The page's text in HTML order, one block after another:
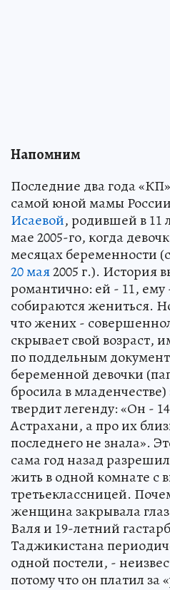
Напомним
Последние два года
самой юной мамы
Исаевой, родившей в 11
мае 2005-го, когда
месяцах беременности
20 мая2005 г.). История
романтично: ей - 11,
собираются жениться.
что жених -
скрывает свой возраст,
по поддельным
беременной девочки
бросила в
твердит легенду: «Он -
Астрахани, а про их
последнего не знала».
сама год назад
жить в одной комнате с
третьеклассницей.
женщина закрывала
Валя и 19-летний
Таджикистана
одной постели, -
потому что он платил за